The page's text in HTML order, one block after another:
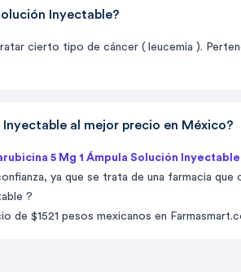
Inyectable?
cierto tipo de cáncer ( leucemia ).
al mejor precio en México?
5 Mg 1 Ámpula Solución Inyectable
ya que se trata de una farmacia
?
de $1521 pesos mexicanos en